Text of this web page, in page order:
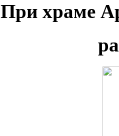
При храме